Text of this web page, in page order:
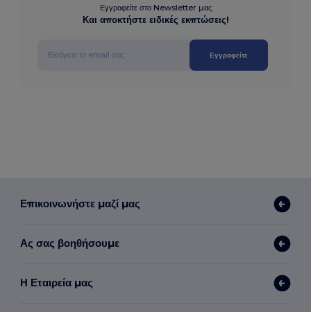
Εγγραφείτε στο Newsletter μας
Και αποκτήστε ειδικές εκπτώσεις!
Εγγραφείτε
Επικοινωνήστε μαζί μας
Ας σας βοηθήσουμε
Η Εταιρεία μας